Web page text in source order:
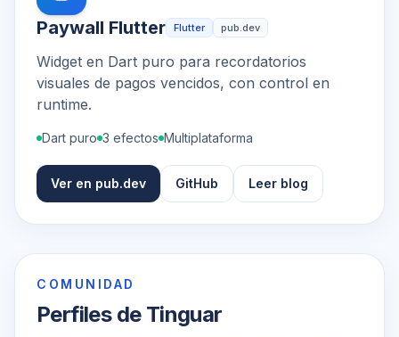
Paywall Flutter Flutter pub.dev
Widget en Dart puro para recordatorios
visuales de pagos vencidos, con control en
runtime.
Dart puro 3 efectos Multiplataforma
Ver en pub.dev GitHub Leer blog
COMUNIDAD
Perfiles de Tinguar